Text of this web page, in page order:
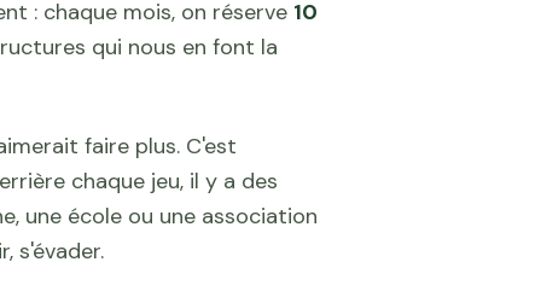
: chaque mois, on réserve 10
qui nous en font la
faire plus. C'est
chaque jeu, il y a des
une école ou une association
s'évader.